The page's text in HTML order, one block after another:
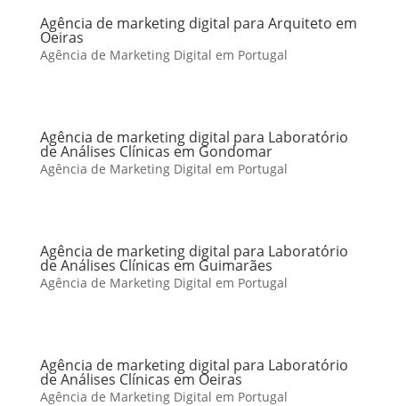
Agência de marketing digital para Arquiteto em
Oeiras
Agência de Marketing Digital em Portugal
Agência de marketing digital para Laboratório
de Análises Clínicas em Gondomar
Agência de Marketing Digital em Portugal
Agência de marketing digital para Laboratório
de Análises Clínicas em Guimarães
Agência de Marketing Digital em Portugal
Agência de marketing digital para Laboratório
de Análises Clínicas em Oeiras
Agência de Marketing Digital em Portugal